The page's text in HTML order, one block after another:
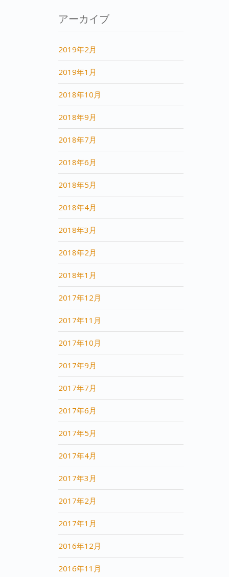
アーカイブ
2019年2月
2019年1月
2018年10月
2018年9月
2018年7月
2018年6月
2018年5月
2018年4月
2018年3月
2018年2月
2018年1月
2017年12月
2017年11月
2017年10月
2017年9月
2017年7月
2017年6月
2017年5月
2017年4月
2017年3月
2017年2月
2017年1月
2016年12月
2016年11月